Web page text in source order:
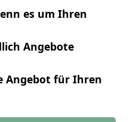
es um Ihren
Angebote
Angebot für Ihren